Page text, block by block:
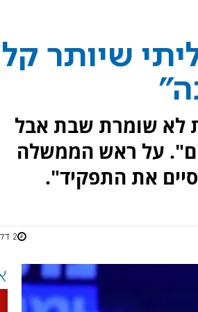
שיותר קל
לא שומרת שבת אבל
על ראש הממשלה
את התפקיד".
2 דקות